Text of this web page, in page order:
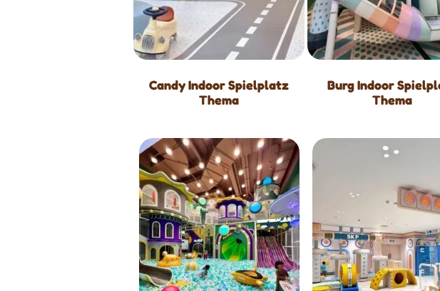
Candy Indoor Spielplatz
Thema
Burg Indoor
Thema